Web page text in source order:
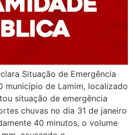
Situação de Emergência
município de Lamim, localizado
situação de emergência
chuvas no dia 31 de janeiro
40 minutos, o volume